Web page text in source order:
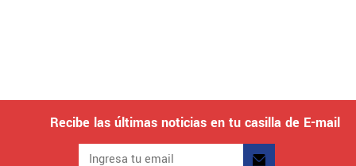
Recibe las últimas noticias en tu casilla de E-mail